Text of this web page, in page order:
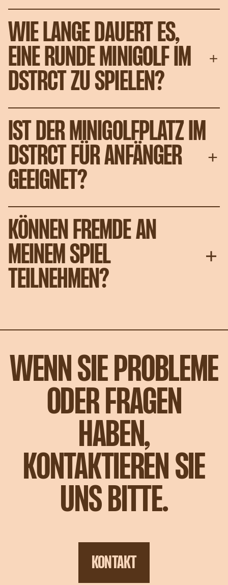
WIE LANGE DAUERT ES,
EINE RUNDE MINIGOLF IM
DSTRCT ZU SPIELEN?
IST DER MINIGOLFPLATZ IM
DSTRCT FÜR ANFÄNGER
GEEIGNET?
KÖNNEN FREMDE AN
MEINEM SPIEL
TEILNEHMEN?
WENN SIE PROBLEME
ODER FRAGEN
HABEN,
KONTAKTIEREN SIE
UNS BITTE.
KONTAKT